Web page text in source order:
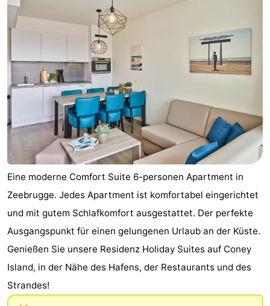
Schwimmbader
Golfplatze
-
Surfen
Essen
und
trinken
Wandern
Veranstaltungen
Praktisch
Kreuzfahrtterminal
-
Eine moderne Comfort Suite 6-personen Apartment in
Zeebrugge. Jedes Apartment ist komfortabel eingerichtet
und mit gutem Schlafkomfort ausgestattet. Der perfekte
Ausgangspunkt für einen gelungenen Urlaub an der Küste.
Genießen Sie unsere Residenz Holiday Suites auf Coney
Island, in der Nähe des Hafens, der Restaurants und des
Strandes!